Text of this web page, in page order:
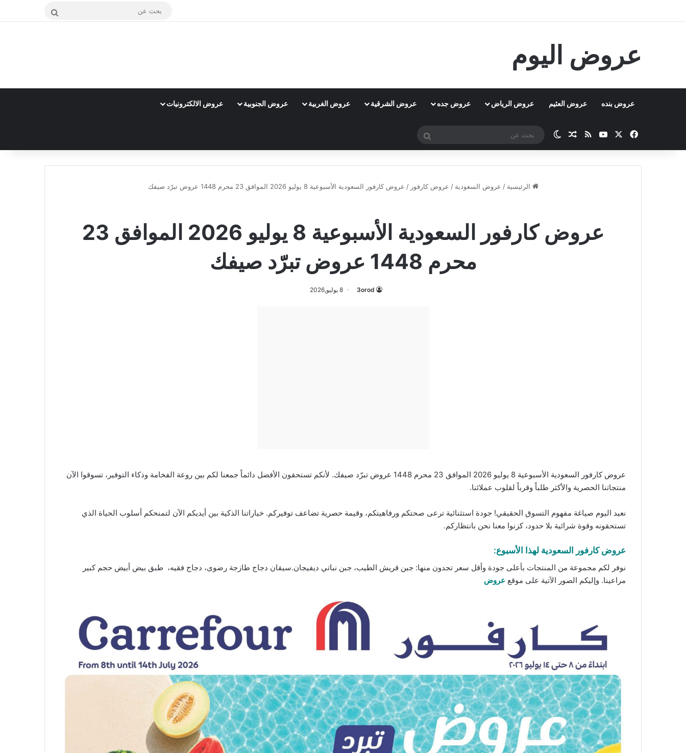
بحث
عروض اليوم
عروض بنده عروض العثيم عروض الرياض عروض جده عروض الشرقية عروض الغربية عروض الجنوبية عروض الالكترونيات
فيسبوك ‫YouTubeملخص الموقع RSS
مقال عشوائي
الوضع المظلم
بحث
الرئيسية / عروض السعودية / عروض كارفور / عروض كارفور السعودية الأسبوعية 8 يوليو 2026 الموافق 23 محرم 1448 عروض تبرّد صيفك
عروض كارفور السعودية الأسبوعية 8 يوليو 2026 الموافق 23
محرم 1448 عروض تبرّد صيفك
3orod 8 يوليو,2026
عروض كارفور السعودية الأسبوعية 8 يوليو 2026 الموافق 23 محرم 1448 عروض تبرّد صيفك. لأنكم تستحقون الأفضل دائماً جمعنا لكم بين روعة الفخامة وذكاء التوفير، تسوقوا الآن
منتجاتنا الحصرية والأكثر طلباً وقرباً لقلوب عملائنا.
نعيد اليوم صياغة مفهوم التسوق الحقيقي! جودة استثنائية ترعى صحتكم ورفاهيتكم، وقيمة حصرية تضاعف توفيركم. خياراتنا الذكية بين أيديكم الآن لتمنحكم أسلوب الحياة الذي
تستحقونه وقوة شرائية بلا حدود، كزنوا معنا نحن بانتظاركم.
عروض كارفور السعودية لهذا الأسبوع:
نوفر لكم مجموعة من المنتجات بأعلى جودة وأقل سعر تجدون منها: جبن قريش الطيب، جبن نباتي ديفيجان.سيقان دجاج طازجة رضوى، دجاج فقيه، طبق بيض أبيض حجم كبير
مراعينا. وإليكم الصور الآتية على موقع عروض